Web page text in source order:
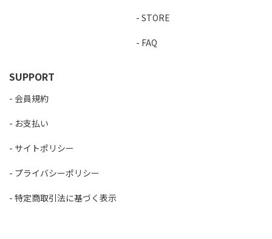
STORE
FAQ
SUPPORT
会員規約
お支払い
サイトポリシー
プライバシーポリシー
特定商取引法に基づく表示